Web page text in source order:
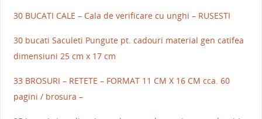
30 BUCATI CALE – Cala de verificare cu unghi – RUSESTI
30 bucati Saculeti Pungute pt. cadouri material gen catifea
dimensiuni 25 cm x 17 cm
33 BROSURI – RETETE – FORMAT 11 CM X 16 CM cca. 60
pagini / brosura –